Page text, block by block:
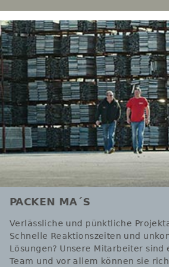
PACKEN MA´S
Verlässliche und pünktliche
Schnelle Reaktionszeiten und
Lösungen? Unsere Mitarbeiter sind
Team und vor allem können sie